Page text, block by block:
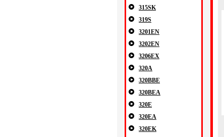
315SK
319S
3201EN
3202EN
3206EX
320A
320BBE
320BEA
320E
320EA
320EK